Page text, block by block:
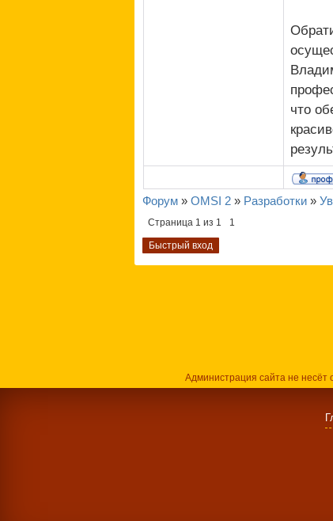
что
Форум » OMSI 2 » Разработки »
Страница 1 из 1
1
Администрация сайта не несёт